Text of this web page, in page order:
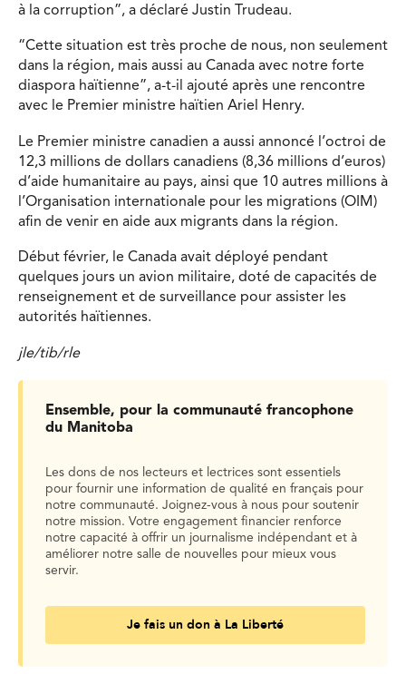
à la corruption”, a déclaré Justin Trudeau.
“Cette situation est très proche de nous, non seulement
dans la région, mais aussi au Canada avec notre forte
diaspora haïtienne”, a-t-il ajouté après une rencontre
avec le Premier ministre haïtien Ariel Henry.
Le Premier ministre canadien a aussi annoncé l’octroi de
12,3 millions de dollars canadiens (8,36 millions d’euros)
d’aide humanitaire au pays, ainsi que 10 autres millions à
l’Organisation internationale pour les migrations (OIM)
afin de venir en aide aux migrants dans la région.
Début février, le Canada avait déployé pendant
quelques jours un avion militaire, doté de capacités de
renseignement et de surveillance pour assister les
autorités haïtiennes.
jle/tib/rle
Ensemble, pour la communauté francophone
du Manitoba
Les dons de nos lecteurs et lectrices sont essentiels
pour fournir une information de qualité en français pour
notre communauté. Joignez-vous à nous pour soutenir
notre mission. Votre engagement financier renforce
notre capacité à offrir un journalisme indépendant et à
améliorer notre salle de nouvelles pour mieux vous
servir.
Je fais un don à La Liberté